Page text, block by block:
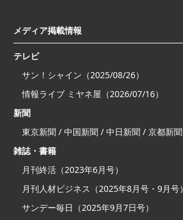
メディア掲載情報
テレビ
サン！シャイン（2025/08/26）
情報ライブ ミヤネ屋（2026/07/16）
新聞
東京新聞 / 中国新聞 / 中日新聞 / 京都新聞
雑誌・書籍
月刊終活（2023年6月号）
月刊人材ビジネス（2025年8月号・9月号）
サンデー毎日（2025年9月7日号）